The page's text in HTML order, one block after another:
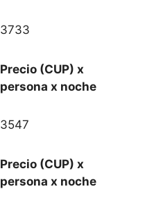
3733
Precio (CUP) x
persona x noche
3547
Precio (CUP) x
persona x noche